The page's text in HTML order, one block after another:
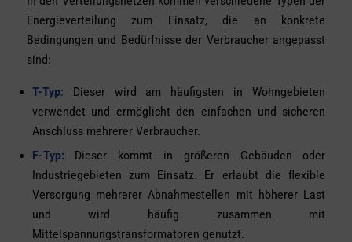
Energieverteilung zum Einsatz, die an konkrete
Bedingungen und Bedürfnisse der Verbraucher angepasst
sind:
T-Typ: Dieser wird am häufigsten in Wohngebieten
verwendet und ermöglicht den einfachen und sicheren
Anschluss mehrerer Verbraucher.
F-Typ: Dieser kommt in größeren Gebäuden oder
Industriegebieten zum Einsatz. Er erlaubt die flexible
Versorgung mehrerer Abnahmestellen mit höherer Last
und wird häufig zusammen mit
Mittelspannungstransformatoren genutzt.